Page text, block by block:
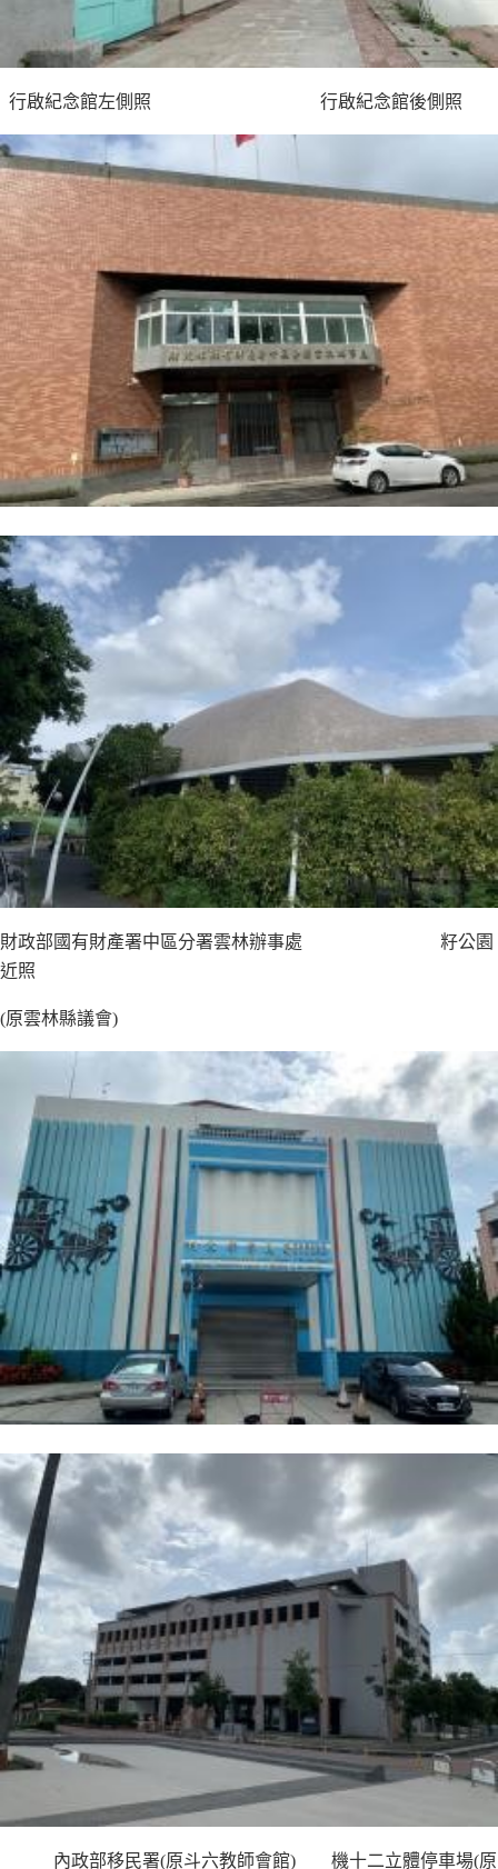
行啟紀念館左側照 行啟紀念館後側照
財政部國有財產署中區分署雲林辦事處 籽公園
近照
(原雲林縣議會)
內政部移民署(原斗六教師會館) 機十二立體停車場(原